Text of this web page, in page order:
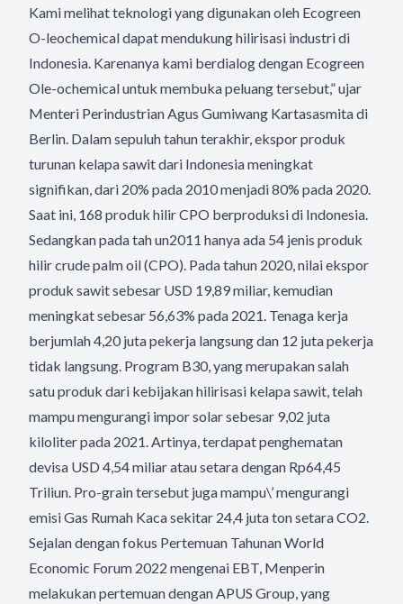
Kami melihat teknologi yang digunakan oleh Ecogreen
O-leochemical dapat mendukung hilirisasi industri di
Indonesia. Karenanya kami berdialog dengan Ecogreen
Ole-ochemical untuk membuka peluang tersebut,” ujar
Menteri Perindustrian Agus Gumiwang Kartasasmita di
Berlin. Dalam sepuluh tahun terakhir, ekspor produk
turunan kelapa sawit dari Indonesia meningkat
signifikan, dari 20% pada 2010 menjadi 80% pada 2020.
Saat ini, 168 produk hilir CPO berproduksi di Indonesia.
Sedangkan pada tah un2011 hanya ada 54 jenis produk
hilir crude palm oil (CPO). Pada tahun 2020, nilai ekspor
produk sawit sebesar USD 19,89 miliar, kemudian
meningkat sebesar 56,63% pada 2021. Tenaga kerja
berjumlah 4,20 juta pekerja langsung dan 12 juta pekerja
tidak langsung. Program B30, yang merupakan salah
satu produk dari kebijakan hilirisasi kelapa sawit, telah
mampu mengurangi impor solar sebesar 9,02 juta
kiloliter pada 2021. Artinya, terdapat penghematan
devisa USD 4,54 miliar atau setara dengan Rp64,45
Triliun. Pro-grain tersebut juga mampu\’ mengurangi
emisi Gas Rumah Kaca sekitar 24,4 juta ton setara CO2.
Sejalan dengan fokus Pertemuan Tahunan World
Economic Forum 2022 mengenai EBT, Menperin
melakukan pertemuan dengan APUS Group, yang